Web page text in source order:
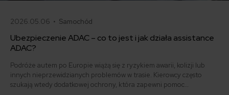
2026.05.06 • Samochód
Ubezpieczenie ADAC – co to jest i jak działa assistance
ADAC?
Podróże autem po Europie wiążą się z ryzykiem awarii, kolizji lub
innych nieprzewidzianych problemów w trasie. Kierowcy często
szukają wtedy dodatkowej ochrony, która zapewni pomoc